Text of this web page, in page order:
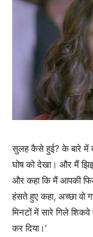
सुलह कैसे हुई? के बारे में
घोष को देखा। और मैं
और कहा कि मैं आपकी
हंसते हुए कहा, अच्‍छा वो
मिनटों में सारे गिले
कर दिया।’